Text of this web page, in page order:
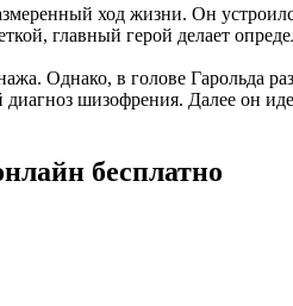
ход жизни. Он
главный герой делает
Однако, в голове Гарольда
шизофрения. Далее он
бесплатно